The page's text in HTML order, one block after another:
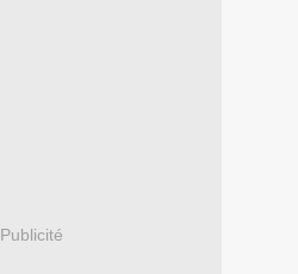
Publicité